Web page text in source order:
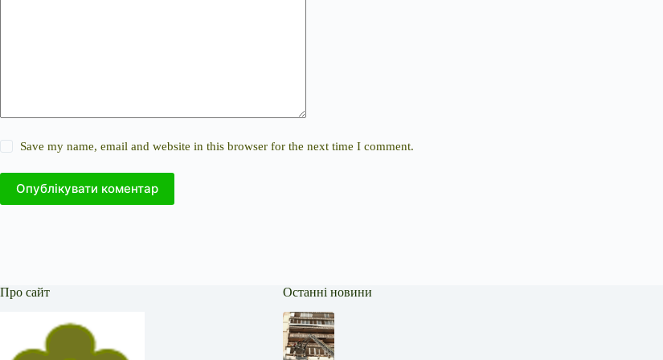
Save my name, email and website in this browser for the next time I comment.
Опублікувати коментар
Про сайт Останні новини